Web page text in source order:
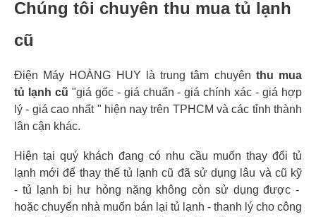
Chúng tôi chuyên thu mua tủ lạnh
cũ
Điện Máy HOÀNG HUY là trung tâm chuyên thu mua
tủ lạnh cũ "giá gốc - giá chuẩn - giá chính xác - giá hợp
lý - giá cao nhất " hiện nay trên TPHCM và các tỉnh thành
lân cận khác.
Hiện tại quý khách đang có nhu cầu muốn thay đổi tủ
lạnh mới để thay thế tủ lạnh cũ đã sử dụng lâu và cũ kỹ
- tủ lạnh bị hư hỏng nặng không còn sử dụng được -
hoặc chuyển nhà muốn bán lại tủ lạnh - thanh lý cho công